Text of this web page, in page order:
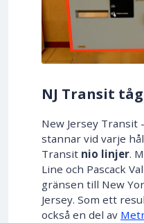
NJ Transit
New Jersey Transit
stannar vid varje
Transit nio linjer.
Line och Pascack
gränsen till New
Jersey. Som ett
också en del av